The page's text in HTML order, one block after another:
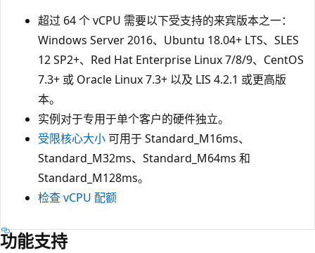
超过 64 个 vCPU 需要以下受支持的来宾版本之一：
Windows Server 2016、Ubuntu 18.04+ LTS、SLES
12 SP2+、Red Hat Enterprise Linux 7/8/9、CentOS
7.3+ 或 Oracle Linux 7.3+ 以及 LIS 4.2.1 或更高版
本。
实例对于专用于单个客户的硬件独立。
受限核心大小可用于 Standard_M16ms、
Standard_M32ms、Standard_M64ms 和
Standard_M128ms。
检查 vCPU 配额
功能支持